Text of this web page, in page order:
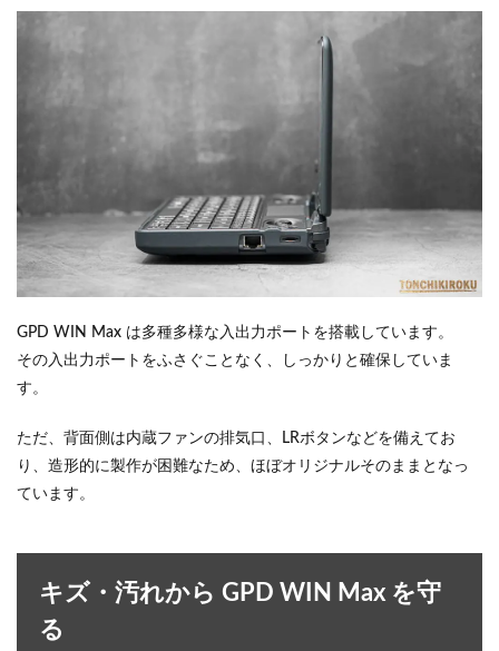
GPD WIN Max は多種多様な入出力ポートを搭載しています。
その入出力ポートをふさぐことなく、しっかりと確保していま
す。
ただ、背面側は内蔵ファンの排気口、LRボタンなどを備えてお
り、造形的に製作が困難なため、ほぼオリジナルそのままとなっ
ています。
キズ・汚れから GPD WIN Max を守
る